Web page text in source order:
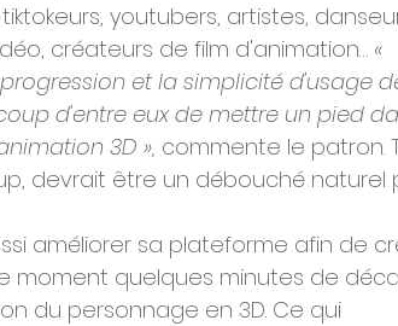
youtubers, artistes,
créateurs de film d'animation… «
et la simplicité d'usage
d'entre eux de mettre un pied
3D », commente le patron.
devrait être un débouché naturel
améliorer sa plateforme afin de
moment quelques minutes de
du personnage en 3D. Ce qui